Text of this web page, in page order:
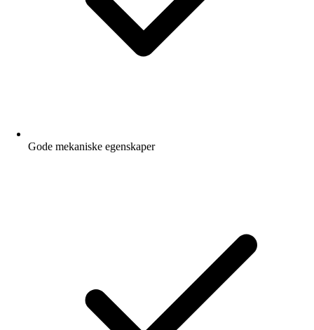
Gode mekaniske egenskaper